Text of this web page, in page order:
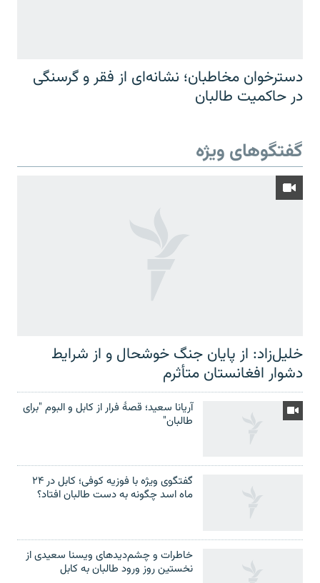
دسترخوان مخاطبان؛ نشانه‌ای از فقر و گرسنگی
در حاکمیت طالبان
گفتگوهای ویژه
خلیل‌زاد: از پایان جنگ خوشحال و از شرایط
دشوار افغانستان متأثرم
آریانا سعید؛ قصۀ فرار از کابل و البوم "برای
طالبان"
گفتگوی ویژه با فوزیه کوفی؛ کابل در ۲۴
ماه اسد چگونه به دست طالبان افتاد؟
خاطرات و چشم‌دید‌های ویسنا سعیدی از
نخستین روز ورود طالبان به کابل